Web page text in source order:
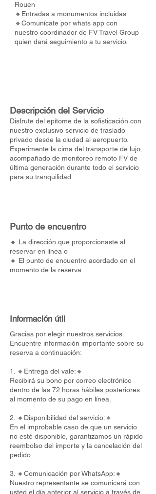
Rouen
🔸Entradas a monumentos incluidas
🔸Comunícate por whats app con
nuestro coordinador de FV Travel Group
quien dará seguimiento a tu servicio.
Descripción del Servicio
Disfrute del epítome de la sofisticación con
nuestro exclusivo servicio de traslado
privado desde la ciudad al aeropuerto.
Experimente la cima del transporte de lujo,
acompañado de monitoreo remoto FV de
última generación durante todo el servicio
para su tranquilidad.
Punto de encuentro
🔸 La dirección que proporcionaste al
reservar en línea o
🔸 El punto de encuentro acordado en el
momento de la reserva.
Información útil
Gracias por elegir nuestros servicios.
Encuentre información importante sobre su
reserva a continuación:
1. 🔸Entrega del vale:🔸
Recibirá su bono por correo electrónico
dentro de las 72 horas hábiles posteriores
al momento de su pago en línea.
2. 🔸Disponibilidad del servicio:🔸
En el improbable caso de que un servicio
no esté disponible, garantizamos un rápido
reembolso del importe y la cancelación del
pedido.
3. 🔸Comunicación por WhatsApp:🔸
Nuestro representante se comunicará con
usted el día anterior al servicio a través de